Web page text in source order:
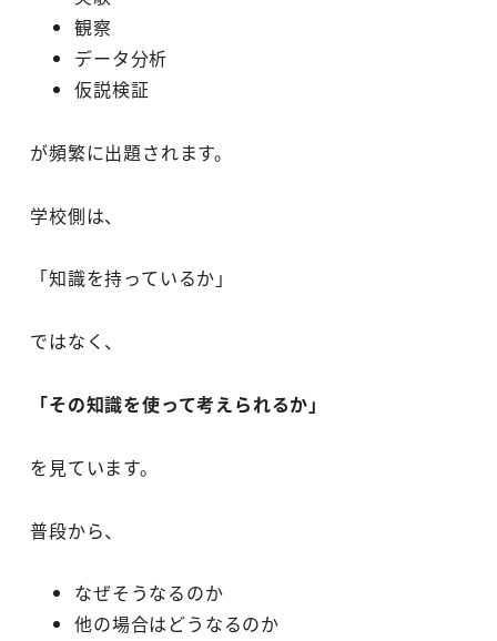
観察
データ分析
仮説検証
が頻繁に出題されます。
学校側は、
「知識を持っているか」
ではなく、
「その知識を使って考えられるか」
を見ています。
普段から、
なぜそうなるのか
他の場合はどうなるのか